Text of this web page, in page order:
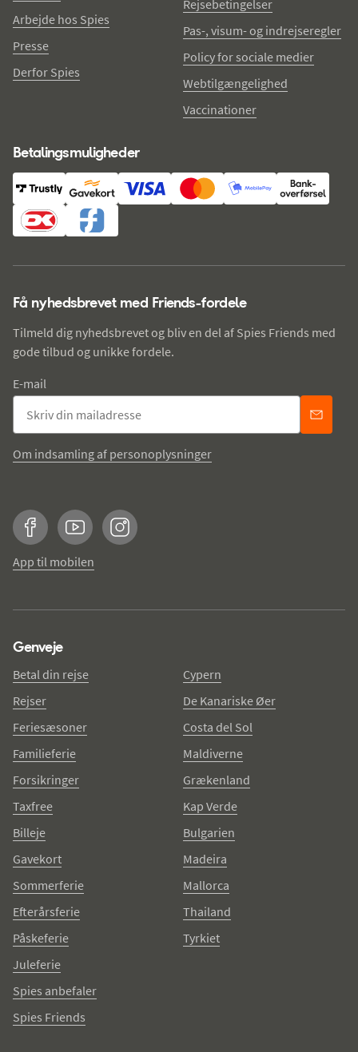
Arbejde hos Spies
Presse
Derfor Spies
Rejsebetingelser
Pas-, visum- og indrejseregler
Policy for sociale medier
Webtilgængelighed
Vaccinationer
Betalingsmuligheder
Få nyhedsbrevet med Friends-fordele
Tilmeld dig nyhedsbrevet og bliv en del af Spies Friends med
gode tilbud og unikke fordele.
E-mail
Om indsamling af personoplysninger
FacebookYouTubeInstagram
App til mobilen
Genveje
Betal din rejse
Rejser
Feriesæsoner
Familieferie
Forsikringer
Taxfree
Billeje
Gavekort
Sommerferie
Efterårsferie
Påskeferie
Juleferie
Spies anbefaler
Spies Friends
Cypern
De Kanariske Øer
Costa del Sol
Maldiverne
Grækenland
Kap Verde
Bulgarien
Madeira
Mallorca
Thailand
Tyrkiet